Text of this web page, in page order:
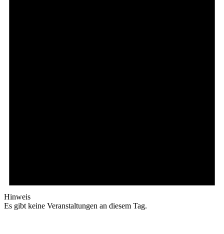
Hinweis
Es gibt keine Veranstaltungen an diesem Tag.